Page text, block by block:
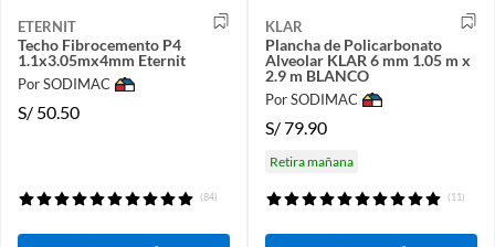
ETERNIT
Techo Fibrocemento P4
1.1x3.05mx4mm Eternit
Por SODIMAC
S/ 50.50
(84)
KLAR
Plancha de Policarbonato
Alveolar KLAR 6 mm 1.05 m x
2.9 m BLANCO
Por SODIMAC
S/79.90
Retira mañana
(11)